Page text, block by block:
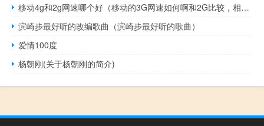
移动4g和2g网速哪个好（移动的3G网速如何啊和2G比较，相差多少）
滨崎步最好听的改编歌曲（滨崎步最好听的歌曲）
爱情100度
杨朝刚(关于杨朝刚的简介)